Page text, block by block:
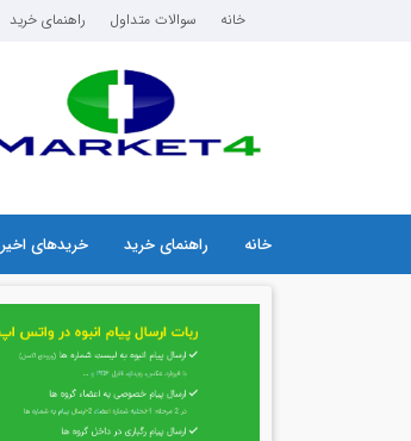
خانه سوالات متداول راهنمای خرید
خانه راهنمای خرید خریدهای اخیر